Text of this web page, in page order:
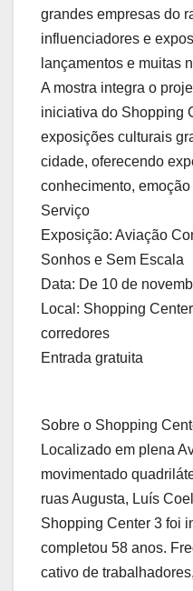
grandes empresas do
influenciadores e
lançamentos e muitas
A mostra integra o
iniciativa do Shopping
exposições culturais
cidade, oferecendo
conhecimento,
Serviço
Exposição: Aviação
Sonhos e Sem Escala
Data: De 10 de
Local: Shopping
corredores
Entrada gratuita
Sobre o Shopping
Localizado em plena
movimentado
ruas Augusta, Luís
Shopping Center 3 foi
completou 58 anos.
cativo de